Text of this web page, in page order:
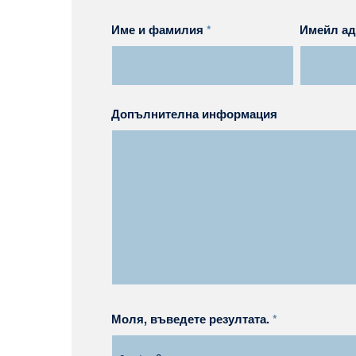
Име и фамилия * Имейл
Допълнителна информация
Моля, въведете резултата.*